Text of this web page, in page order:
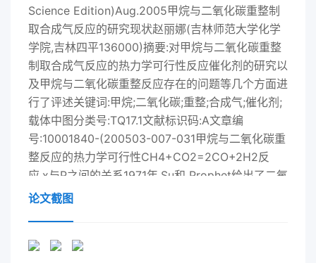
Science Edition)Aug.2005甲烷与二氧化碳重整制
取合成气反应的研究现状赵丽娜(吉林师范大学化学
学院,吉林四平136000)摘要:对甲烷与二氧化碳重整
制取合成气反应的热力学可行性反应催化剂的研究以
及甲烷与二氧化碳重整反应存在的问题等几个方面进
行了评述关键词:甲烷;二氧化碳;重整;合成气;催化剂;
载体中图分类号:TQ17.1文献标识码:A文章编
号:10001840-(200503-007-031甲烷与二氧化碳重
整反应的热力学可行性CH4+CO2=2CO+2H2反
应,x与P之间的关系1971年,Su和 Prophet给出了二氧
化碳重整式为Kp=4x4/(1-x2)2,各温度下的平衡常数
关系,对应△C=2甲烷与二氧化碳重整反应催化剂的
论文截图